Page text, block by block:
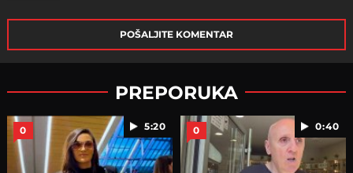
POŠALJITE KOMENTAR
PREPORUKA
5:20
0 0:40
0